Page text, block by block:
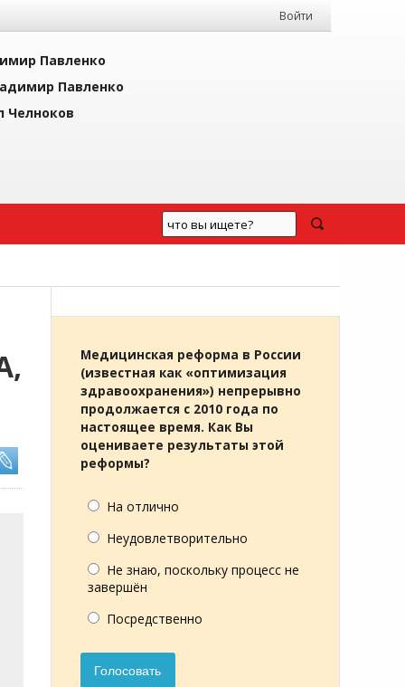
Войти
Павленко
Павленко
Челноков
Медицинская реформа в России
(известная как «оптимизация
здравоохранения») непрерывно
продолжается с 2010 года по
настоящее время. Как Вы
оцениваете результаты этой
реформы?
На отлично
Неудовлетворительно
Не знаю, поскольку процесс не
завершён
Посредственно
Голосовать